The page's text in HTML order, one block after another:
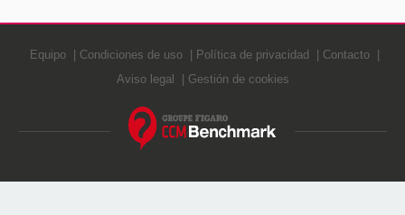
Equipo Condiciones de uso Política de privacidad
Contacto
Aviso legal
Gestión de cookies